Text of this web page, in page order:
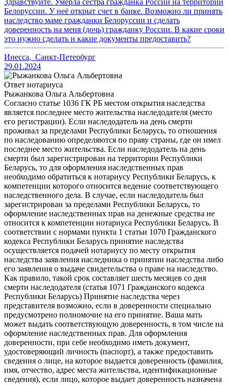
Здравствуйте. Умерла сестра гражданка России на территории
Белоруссии. У неё открыт счет в банке. Возможно ли принять
наследство маме гражданки Белоруссии и сделать
доверенность на меня (дочь) гражданку России. В какие сроки
это нужно сделать и какие документы предоставить?
Инесса, Санкт-Петербург
29.01.2024
Ответ нотариуса
Рыжанкова Ольга Альбертовна
Согласно статье 1036 ГК РБ местом открытия наследства
является последнее место жительства наследодателя (место
его регистрации). Если наследодатель на день смерти
проживал за пределами Республики Беларусь, то отношения
по наследованию определяются по праву страны, где он имел
последнее место жительства. Если наследодатель на день
смерти был зарегистрирован на территории Республики
Беларусь, то для оформления наследственных прав
необходимо обратиться к нотариусу Республики Беларусь, к
компетенции которого относится ведение соответствующего
наследственного дела. В случае, если наследодатель был
зарегистрирован за пределами Республики Беларусь, то
оформление наследственных прав на денежные средства не
относится к компетенции нотариуса Республики Беларусь. В
соответствии с нормами пункта 1 статьи 1070 Гражданского
кодекса Республики Беларусь принятие наследства
осуществляется подачей нотариусу по месту открытия
наследства заявления наследника о принятии наследства либо
его заявления о выдаче свидетельства о праве на наследство.
Как правило, такой срок составляет шесть месяцев со дня
смерти наследодателя (статья 1071 Гражданского кодекса
Республики Беларусь) Принятие наследства через
представителя возможно, если в доверенности специально
предусмотрено полномочие на его принятие. Ваша мать
может выдать соответствующую доверенность, в том числе на
оформление наследственных прав. Для оформления
доверенности, при себе необходимо иметь документ,
удостоверяющий личность (паспорт), а также предоставить
сведения о лице, на которое выдается доверенность (фамилия,
имя, отчество, адрес места жительства, идентификационные
сведения), если лицо, которое выдает доверенность назначена